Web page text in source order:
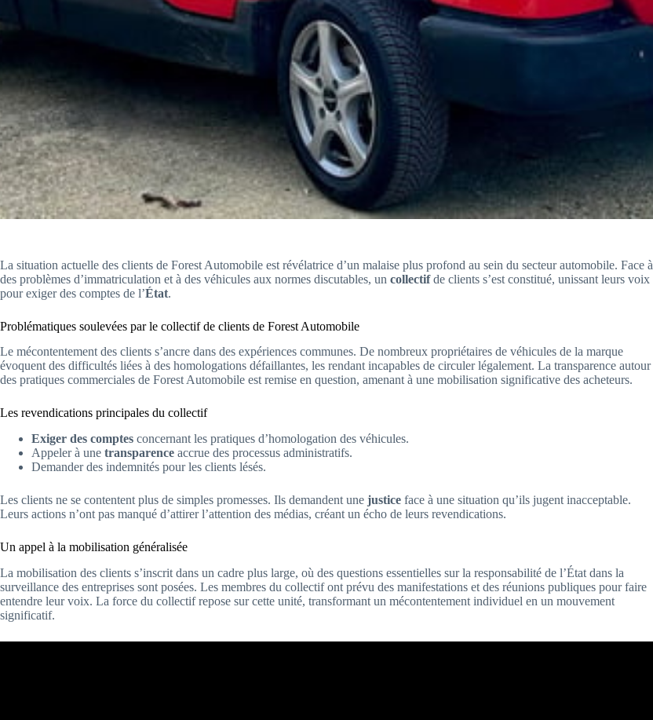
La situation actuelle des clients de Forest Automobile est révélatrice d’un malaise plus profond au sein du secteur automobile. Face à
des problèmes d’immatriculation et à des véhicules aux normes discutables, un collectifde clients s’est constitué, unissant leurs voix
pour exiger des comptes de l’État.
Problématiques soulevées par le collectif de clients de Forest Automobile
Le mécontentement des clients s’ancre dans des expériences communes. De nombreux propriétaires de véhicules de la marque
évoquent des difficultés liées à des homologations défaillantes, les rendant incapables de circuler légalement. La transparence autour
des pratiques commerciales de Forest Automobile est remise en question, amenant à une mobilisation significative des acheteurs.
Les revendications principales du collectif
Exiger des comptes concernant les pratiques d’homologation des véhicules.
Appeler à une transparence accrue des processus administratifs.
Demander des indemnités pour les clients lésés.
Les clients ne se contentent plus de simples promesses. Ils demandent une justice face à une situation qu’ils jugent inacceptable.
Leurs actions n’ont pas manqué d’attirer l’attention des médias, créant un écho de leurs revendications.
Un appel à la mobilisation généralisée
La mobilisation des clients s’inscrit dans un cadre plus large, où des questions essentielles sur la responsabilité de l’État dans la
surveillance des entreprises sont posées. Les membres du collectif ont prévu des manifestations et des réunions publiques pour faire
entendre leur voix. La force du collectif repose sur cette unité, transformant un mécontentement individuel en un mouvement
significatif.